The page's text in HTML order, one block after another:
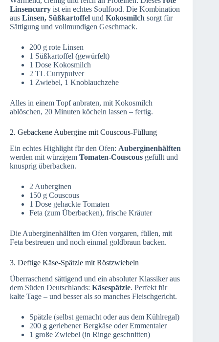
Linsencurry ist ein echtes Soulfood. Die Kombination
aus Linsen, Süßkartoffel und Kokosmilch sorgt für
Sättigung und vollmundigen Geschmack.
200 g rote Linsen
1 Süßkartoffel (gewürfelt)
1 Dose Kokosmilch
2 TL Currypulver
1 Zwiebel, 1 Knoblauchzehe
Alles in einem Topf anbraten, mit Kokosmilch
ablöschen, 20 Minuten köcheln lassen – fertig.
2. Gebackene Aubergine mit Couscous-Füllung
Ein echtes Highlight für den Ofen: Auberginenhälften
werden mit würzigem Tomaten-Couscous gefüllt und
knusprig überbacken.
2 Auberginen
150 g Couscous
1 Dose gehackte Tomaten
Feta (zum Überbacken), frische Kräuter
Die Auberginenhälften im Ofen vorgaren, füllen, mit
Feta bestreuen und noch einmal goldbraun backen.
3. Deftige Käse-Spätzle mit Röstzwiebeln
Überraschend sättigend und ein absoluter Klassiker aus
dem Süden Deutschlands: Käsespätzle. Perfekt für
kalte Tage – und besser als so manches Fleischgericht.
Spätzle (selbst gemacht oder aus dem Kühlregal)
200 g geriebener Bergkäse oder Emmentaler
1 große Zwiebel (in Ringe geschnitten)